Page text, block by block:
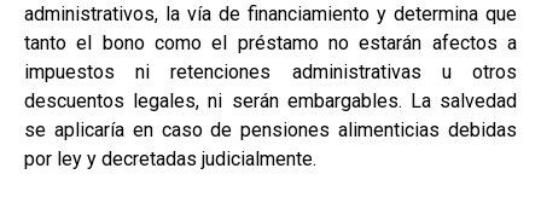
administrativos, la vía de financiamiento y determina que
tanto el bono como el préstamo no estarán afectos a
impuestos ni retenciones administrativas u otros
descuentos legales, ni serán embargables. La salvedad
se aplicaría en caso de pensiones alimenticias debidas
por ley y decretadas judicialmente.